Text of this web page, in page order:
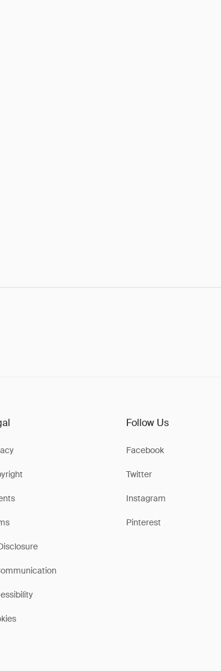
Follow Us
Facebook
Twitter
Instagram
Pinterest